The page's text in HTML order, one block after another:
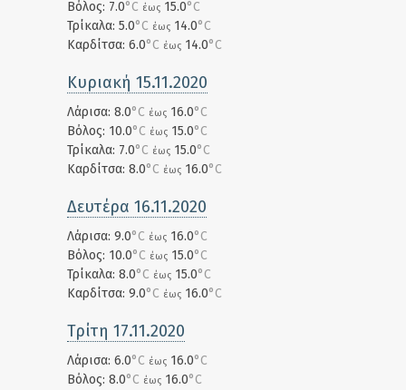
Βόλος: 7.0°C έως 15.0°C
Τρίκαλα: 5.0°C έως 14.0°C
Καρδίτσα: 6.0°C έως 14.0°C
Κυριακή 15.11.2020
Λάρισα: 8.0°C έως 16.0°C
Βόλος: 10.0°C έως 15.0°C
Τρίκαλα: 7.0°C έως 15.0°C
Καρδίτσα: 8.0°C έως 16.0°C
Δευτέρα 16.11.2020
Λάρισα: 9.0°C έως 16.0°C
Βόλος: 10.0°C έως 15.0°C
Τρίκαλα: 8.0°C έως 15.0°C
Καρδίτσα: 9.0°C έως 16.0°C
Τρίτη 17.11.2020
Λάρισα: 6.0°C έως 16.0°C
Βόλος: 8.0°C έως 16.0°C